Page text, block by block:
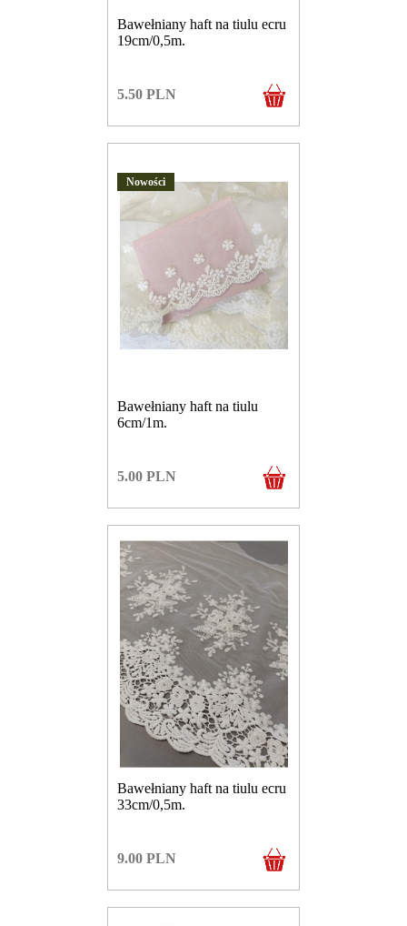
Bawełniany haft na tiulu ecru
19cm/0,5m.
5.50 PLN
Nowości
Bawełniany haft na tiulu
6cm/1m.
5.00 PLN
Bawełniany haft na tiulu ecru
33cm/0,5m.
9.00 PLN